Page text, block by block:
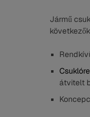
Jármű
átvitelt